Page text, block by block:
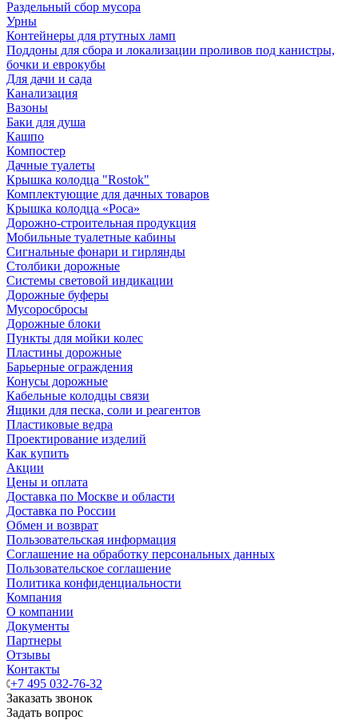
Раздельный сбор мусора
Урны
Контейнеры для ртутных ламп
Поддоны для сбора и локализации проливов под канистры,
бочки и еврокубы
Для дачи и сада
Канализация
Вазоны
Баки для душа
Кашпо
Компостер
Дачные туалеты
Крышка колодца "Rostok"
Комплектующие для дачных товаров
Крышка колодца «Роса»
Дорожно-строительная продукция
Мобильные туалетные кабины
Сигнальные фонари и гирлянды
Столбики дорожные
Системы световой индикации
Дорожные буферы
Мусоросбросы
Дорожные блоки
Пункты для мойки колес
Пластины дорожные
Барьерные ограждения
Конусы дорожные
Кабельные колодцы связи
Ящики для песка, соли и реагентов
Пластиковые ведра
Проектирование изделий
Как купить
Акции
Цены и оплата
Доставка по Москве и области
Доставка по России
Обмен и возврат
Пользовательская информация
Соглашение на обработку персональных данных
Пользовательское соглашение
Политика конфиденциальности
Компания
О компании
Документы
Партнеры
Отзывы
Контакты
+7 495 032-76-32
Заказать звонок
Задать вопрос